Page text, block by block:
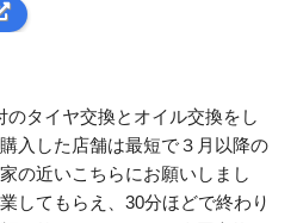
のタイヤ交換とオイル交換をし
入した店舗は最短で３月以降の
の近いこちらにお願いしまし
してもらえ、30分ほどで終わり